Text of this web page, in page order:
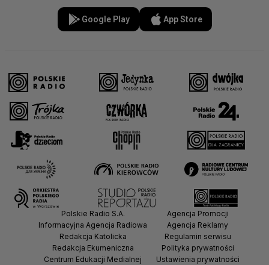
Google Play App Store
Polskie Radio S.A.
Informacyjna Agencja Radiowa
Redakcja Katolicka
Redakcja Ekumeniczna
Centrum Edukacji Medialnej
Agencja Promocji
Agencja Reklamy
Regulamin serwisu
Polityka prywatności
Ustawienia prywatności